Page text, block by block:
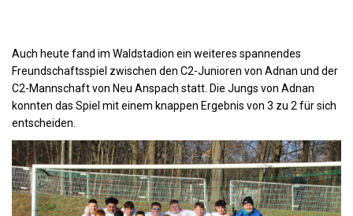
Auch heute fand im Waldstadion ein weiteres spannendes
Freundschaftsspiel zwischen den C2-Junioren von Adnan und der
C2-Mannschaft von Neu Anspach statt. Die Jungs von Adnan
konnten das Spiel mit einem knappen Ergebnis von 3 zu 2 für sich
entscheiden.